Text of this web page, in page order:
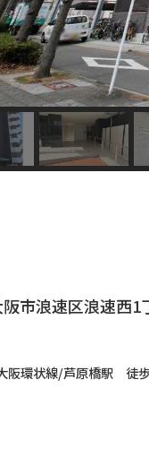
市浪速区浪速西1
阪環状線/芦原橋駅 徒